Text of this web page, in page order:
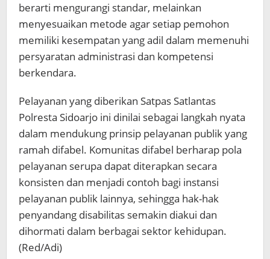
berarti mengurangi standar, melainkan
menyesuaikan metode agar setiap pemohon
memiliki kesempatan yang adil dalam memenuhi
persyaratan administrasi dan kompetensi
berkendara.
Pelayanan yang diberikan Satpas Satlantas
Polresta Sidoarjo ini dinilai sebagai langkah nyata
dalam mendukung prinsip pelayanan publik yang
ramah difabel. Komunitas difabel berharap pola
pelayanan serupa dapat diterapkan secara
konsisten dan menjadi contoh bagi instansi
pelayanan publik lainnya, sehingga hak-hak
penyandang disabilitas semakin diakui dan
dihormati dalam berbagai sektor kehidupan.
(Red/Adi)